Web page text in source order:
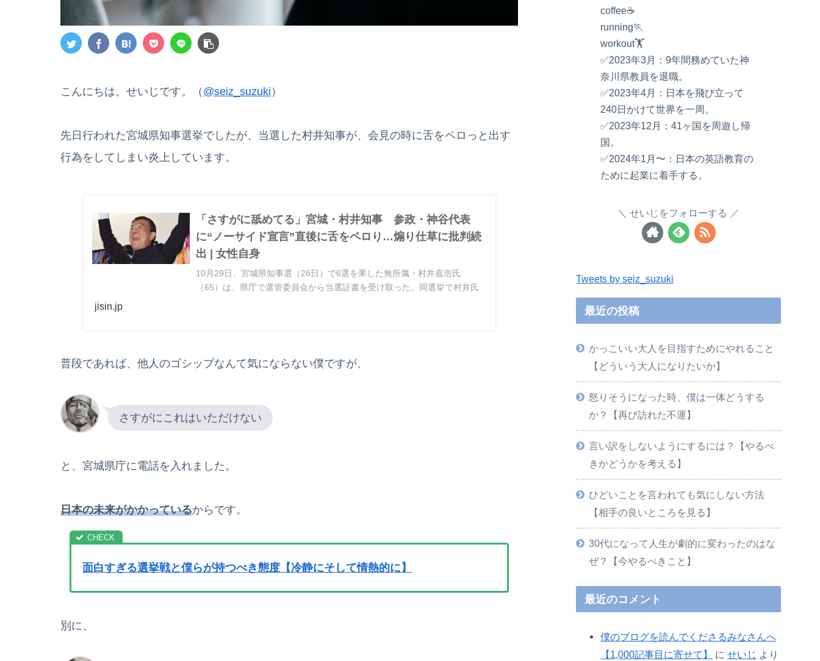
こんにちは。せいじです。（ @seiz_suzuki ）
先日行われた宮城県知事選挙でしたが、当選した村井知事が、会見の時に舌をペロっと出す
行為をしてしまい炎上しています。
「さすがに舐めてる」宮城・村井知事 参政・神谷代表
に“ノーサイド宣言”直後に舌をペロり…煽り仕草に批判続
出 | 女性自身
10月29日、宮城県知事選（26日）で6選を果した無所属・村井嘉浩氏
（65）は、県庁で選管委員会から当選証書を受け取った。同選挙で村井氏
jisin.jp
普段であれば、他人のゴシップなんて気にならない僕ですが、
さすがにこれはいただけない
と、宮城県庁に電話を入れました。
日本の未来がかかっているからです。
面白すぎる選挙戦と僕らが持つべき態度【冷静にそして情熱的に】
別に、
coffee☕️
running🏃
workout🏋️
✅2023年3月：9年間務めていた神
奈川県教員を退職。
✅2023年4月：日本を飛び立って
240日かけて世界を一周。
✅2023年12月：41ヶ国を周遊し帰
国。
✅2024年1月〜：日本の英語教育の
ために起業に着手する。
せいじをフォローする
Tweets by seiz_suzuki
最近の投稿
かっこいい大人を目指すためにやれること
【どういう大人になりたいか】
怒りそうになった時、僕は一体どうする
か？【再び訪れた不運】
言い訳をしないようにするには？【やるべ
きかどうかを考える】
ひどいことを言われても気にしない方法
【相手の良いところを見る】
30代になって人生が劇的に変わったのはな
ぜ？【今やるべきこと】
最近のコメント
僕のブログを読んでくださるみなさんへ
【1,000記事目に寄せて】
に せいじ より